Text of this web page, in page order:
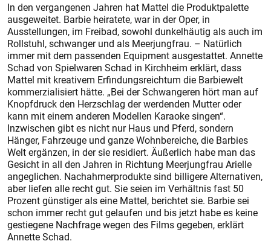
In den vergangenen Jahren hat Mattel die Produktpalette
ausgeweitet. Barbie heiratete, war in der Oper, in
Ausstellungen, im Freibad, sowohl dunkelhäutig als auch im
Rollstuhl, schwanger und als Meerjungfrau. – Natürlich
immer mit dem passenden Equipment ausgestattet. Annette
Schad von Spielwaren Schad in Kirchheim erklärt, dass
Mattel mit kreativem Erfindungsreichtum die Barbiewelt
kommerzialisiert hätte. „Bei der Schwangeren hört man auf
Knopfdruck den Herzschlag der werdenden Mutter oder
kann mit einem anderen Modellen Karaoke singen“.
Inzwischen gibt es nicht nur Haus und Pferd, sondern
Hänger, Fahrzeuge und ganze Wohnbereiche, die Barbies
Welt ergänzen, in der sie residiert. Äußerlich habe man das
Gesicht in all den Jahren in Richtung Meerjungfrau Arielle
angeglichen. Nachahmerprodukte sind billigere Alternativen,
aber liefen alle recht gut. Sie seien im Verhältnis fast 50
Prozent günstiger als eine Mattel, berichtet sie. Barbie sei
schon immer recht gut gelaufen und bis jetzt habe es keine
gestiegene Nachfrage wegen des Films gegeben, erklärt
Annette Schad.